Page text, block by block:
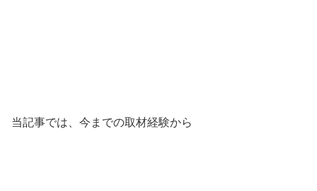
当記事では、今までの取材経験から